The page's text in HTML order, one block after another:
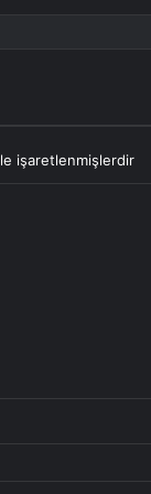
işaretlenmişlerdir